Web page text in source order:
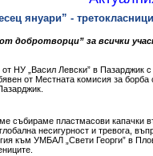
януари” -
добротворци” за всички
от НУ „Васил Левски” в Пазарджик
от Местната комисия за
събираме пластмасови капачки
несигурност и тревога,
към УМБАЛ „Свети Георги” в